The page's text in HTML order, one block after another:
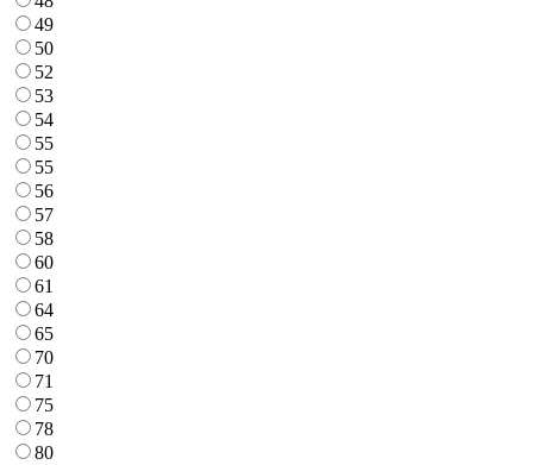
49
50
52
53
54
55
55
56
57
58
60
61
64
65
70
71
75
78
80